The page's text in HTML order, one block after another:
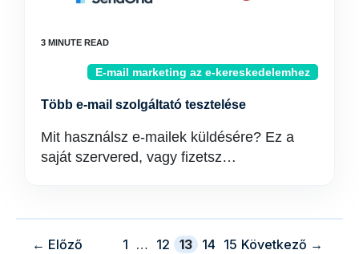
E-mail marketing az e-kereskedelemhez
Több e-mail szolgáltató tesztelése
Mit használsz e-mailek küldésére? Ez a
saját szervered, vagy fizetsz…
← Előző oldal
1 … oldal
12 oldal
13 oldal
14 oldal
15 Következő →